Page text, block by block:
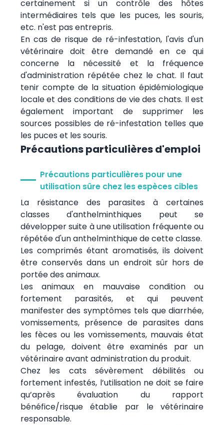
certainement si un contrôle des hôtes
intermédiaires tels que les puces, les souris,
etc. n'est pas entrepris.
En cas de risque de ré-infestation, l'avis d'un
vétérinaire doit être demandé en ce qui
concerne la nécessité et la fréquence
d'administration répétée chez le chat. Il faut
tenir compte de la situation épidémiologique
locale et des conditions de vie des chats. Il est
également important de supprimer les
sources possibles de ré-infestation telles que
les puces et les souris.
Précautions particulières d'emploi
Précautions particulières pour une
utilisation sûre chez les espèces cibles
La résistance des parasites à certaines
classes d'anthelminthiques peut se
développer suite à une utilisation fréquente ou
répétée d'un anthelminthique de cette classe.
Les comprimés étant aromatisés, ils doivent
être conservés dans un endroit sûr hors de
portée des animaux.
Les animaux en mauvaise condition ou
fortement parasités, et qui peuvent
manifester des symptômes tels que diarrhée,
vomissements, présence de parasites dans
les fèces ou les vomissements, mauvais état
du pelage, doivent être examinés par un
vétérinaire avant administration du produit.
Chez les cats sévèrement débilités ou
fortement infestés, l’utilisation ne doit se faire
qu’après évaluation du rapport
bénéfice/risque établie par le vétérinaire
responsable.